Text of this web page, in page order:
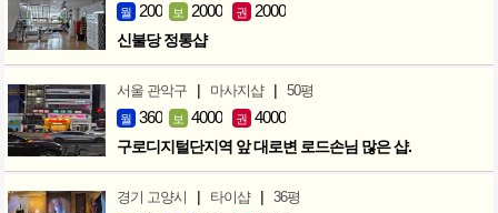
월 200 보 2000 권 2000
신불당 정통샵
서울 관악구 | 마사지샵 | 50평
월 360 보 4000 권 4000
구로디지털단지역 앞 대로변 로드손님 많은 샵.
경기 고양시 | 타이샵 | 36평